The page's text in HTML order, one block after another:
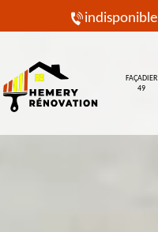
indisponible
FAÇADIER
49